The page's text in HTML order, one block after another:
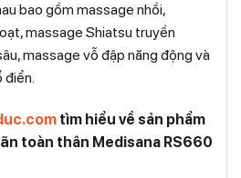
bao gồm massage nhồi,
massage Shiatsu truyền
massage vỗ đập năng động và
điển.
tìm hiểu về sản phẩm
toàn thân Medisana RS660